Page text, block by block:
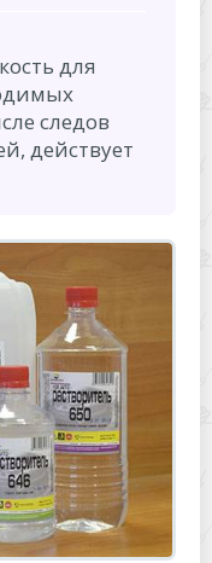
для
следов
действует